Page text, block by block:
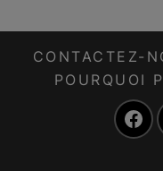
CONTACTEZ-
POURQUOI